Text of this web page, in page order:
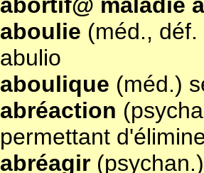
aboulie (méd.,
abulio
aboulique (méd.)
abréaction
permettant
abréagir (psychan.)